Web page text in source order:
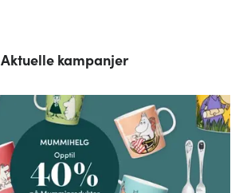
Aktuelle kampanjer